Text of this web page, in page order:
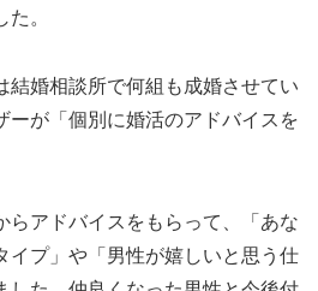
。
結婚相談所で何組も成婚させてい
ーが「個別に婚活のアドバイスを
らアドバイスをもらって、「あな
イプ」や「男性が嬉しいと思う仕